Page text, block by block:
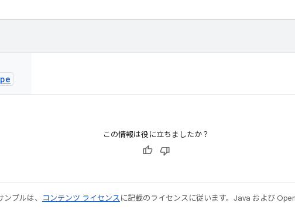
この情報は役に立ちましたか？
プルは、 コンテンツ ライセンスに記載のライセンスに従います。Java および